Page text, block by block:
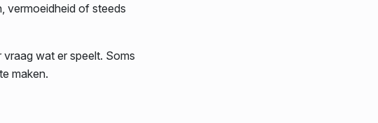
vermoeidheid of steeds
wat er speelt. Soms
maken.